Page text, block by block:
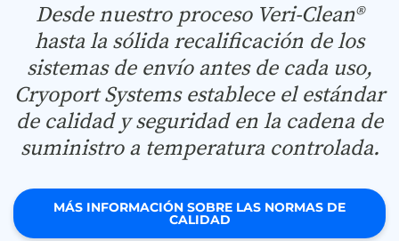
Desde nuestro proceso Veri-Clean®
hasta la sólida recalificación de los
sistemas de envío antes de cada uso,
Cryoport Systems establece el estándar
de calidad y seguridad en la cadena de
suministro a temperatura controlada.
MÁS INFORMACIÓN SOBRE LAS NORMAS DE
CALIDAD